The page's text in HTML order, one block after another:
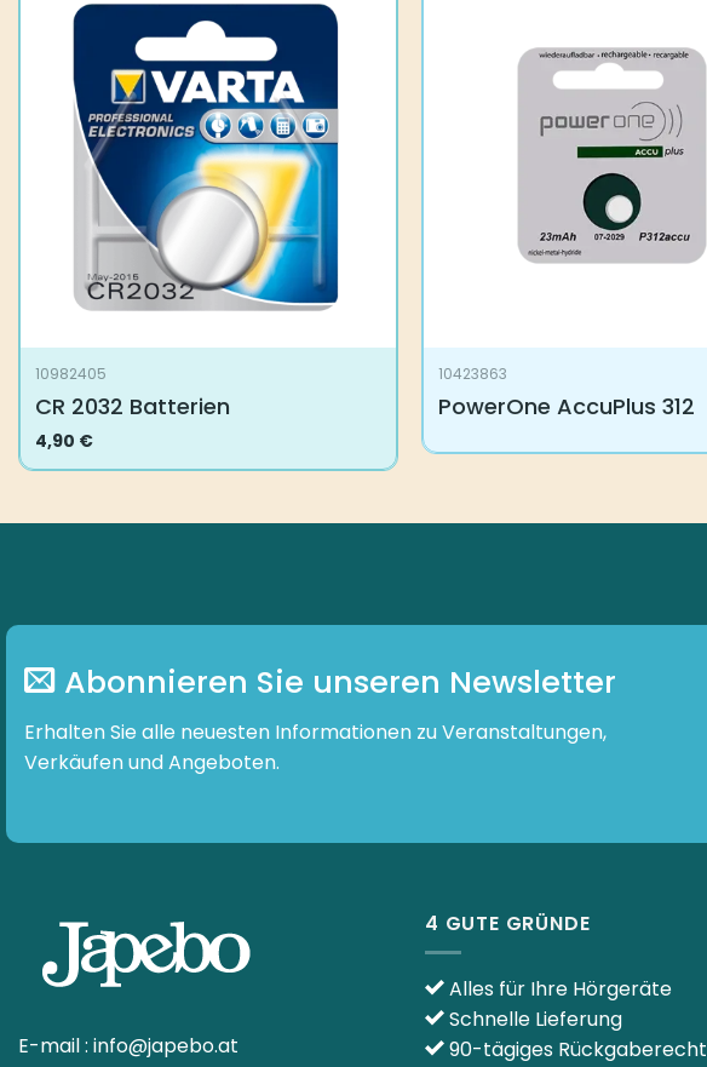
10982405
CR 2032 Batterien
4,90 €
10423863
PowerOne AccuPlus 312
Abonnieren Sie unseren Newsletter
Erhalten Sie alle neuesten Informationen zu Veranstaltungen,
Verkäufen und Angeboten.
E-mail : info@japebo.at
4 GUTE GRÜNDE
Alles für Ihre Hörgeräte
Schnelle Lieferung
90-tägiges Rückgaberecht